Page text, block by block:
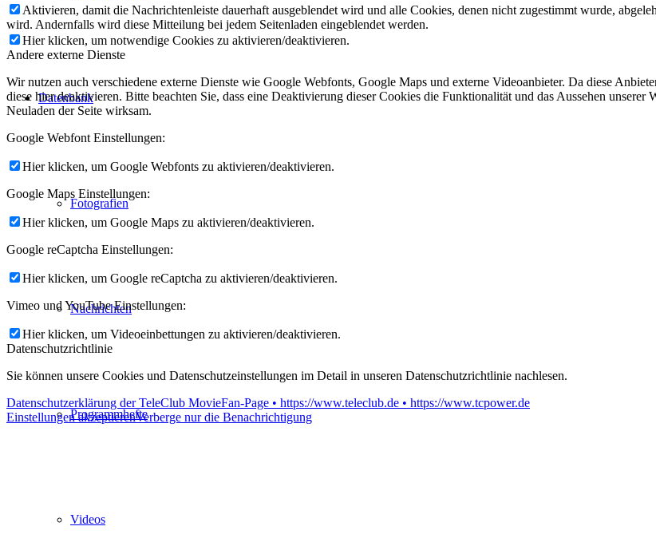
Datenbank
Fotografien
Nachrichten
Programmhefte
Videos
Aktivieren, damit die Nachrichtenleiste dauerhaft ausgeblendet wird und alle Cookies, denen nicht zugestimmt wurde,
wird. Andernfalls wird diese Mitteilung bei jedem Seitenladen eingeblendet werden.
Hier klicken, um notwendige Cookies zu aktivieren/deaktivieren.
Andere externe Dienste
Wir nutzen auch verschiedene externe Dienste wie Google Webfonts, Google Maps und externe Videoanbieter. Da diese
diese hier deaktivieren. Bitte beachten Sie, dass eine Deaktivierung dieser Cookies die Funktionalität und das Aussehen
Neuladen der Seite wirksam.
Google Webfont Einstellungen:
Hier klicken, um Google Webfonts zu aktivieren/deaktivieren.
Google Maps Einstellungen:
Hier klicken, um Google Maps zu aktivieren/deaktivieren.
Google reCaptcha Einstellungen:
Hier klicken, um Google reCaptcha zu aktivieren/deaktivieren.
Vimeo und YouTube Einstellungen:
Hier klicken, um Videoeinbettungen zu aktivieren/deaktivieren.
Datenschutzrichtlinie
Sie können unsere Cookies und Datenschutzeinstellungen im Detail in unseren Datenschutzrichtlinie nachlesen.
Datenschutzerklärung der TeleClub MovieFan-Page • https://www.teleclub.de • https://www.tcpower.de
Einstellungen akzeptierenVerberge nur die Benachrichtigung